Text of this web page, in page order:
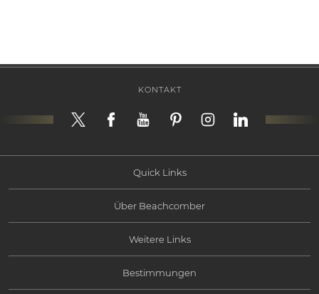
KONTAKT
Quick Links
Angebote
Mauritius
Über Beachcomber
Informationen über Beachcomber
Soziale Verantwortung
Weitere Links
Kontaktieren Sie uns
Bestimmungen